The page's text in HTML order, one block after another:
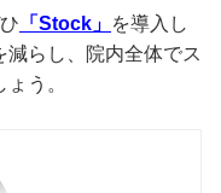
「Stock」 を導入し
らし、院内全体でス
う。